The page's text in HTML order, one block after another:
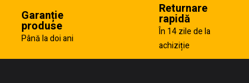
Garanție
produse
Până la doi ani
Returnare
rapidă
În 14 zile de la
achiziție